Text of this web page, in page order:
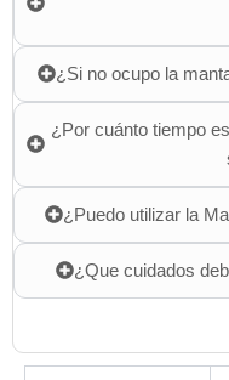
¿Si no ocupo la
¿Por cuánto tiempo
¿Puedo utilizar la
¿Que cuidados